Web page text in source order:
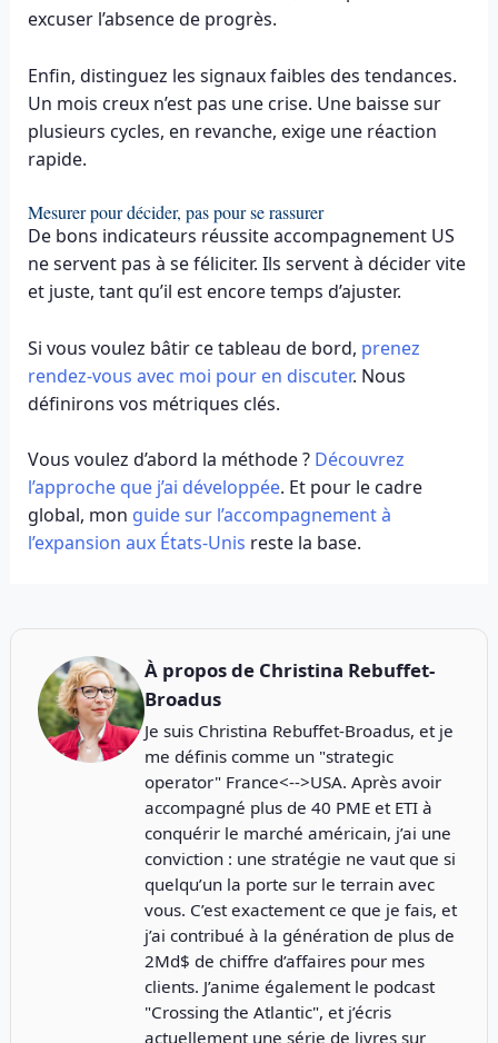
excuser l’absence de progrès.
Enfin, distinguez les signaux faibles des tendances.
Un mois creux n’est pas une crise. Une baisse sur
plusieurs cycles, en revanche, exige une réaction
rapide.
Mesurer pour décider, pas pour se rassurer
De bons indicateurs réussite accompagnement US
ne servent pas à se féliciter. Ils servent à décider vite
et juste, tant qu’il est encore temps d’ajuster.
Si vous voulez bâtir ce tableau de bord, prenez
rendez-vous avec moi pour en discuter. Nous
définirons vos métriques clés.
Vous voulez d’abord la méthode ? Découvrez
l’approche que j’ai développée. Et pour le cadre
global, mon guide sur l’accompagnement à
l’expansion aux États-Unis reste la base.
À propos de Christina Rebuffet-
Broadus
Je suis Christina Rebuffet-Broadus, et je
me définis comme un "strategic
operator" France<-->USA. Après avoir
accompagné plus de 40 PME et ETI à
conquérir le marché américain, j’ai une
conviction : une stratégie ne vaut que si
quelqu’un la porte sur le terrain avec
vous. C’est exactement ce que je fais, et
j’ai contribué à la génération de plus de
2Md$ de chiffre d’affaires pour mes
clients. J’anime également le podcast
"Crossing the Atlantic", et j’écris
actuellement une série de livres sur